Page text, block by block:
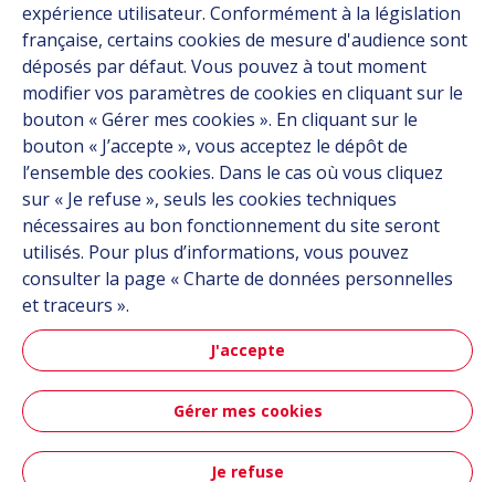
Fournisseurs
Documentation
Contact
Follow us
LinkedIn
Instagram
expérience utilisateur. Conformément à la législation
française, certains cookies de mesure d'audience sont
déposés par défaut. Vous pouvez à tout moment
modifier vos paramètres de cookies en cliquant sur le
bouton « Gérer mes cookies ». En cliquant sur le
bouton « J’accepte », vous acceptez le dépôt de
l’ensemble des cookies. Dans le cas où vous cliquez
sur « Je refuse », seuls les cookies techniques
nécessaires au bon fonctionnement du site seront
utilisés. Pour plus d’informations, vous pouvez
consulter la page « Charte de données personnelles
et traceurs ».
J'accepte
Gérer mes cookies
Je refuse